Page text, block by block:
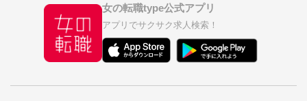
女の転職type公式アプリ
アプリでサクサク求人検索！